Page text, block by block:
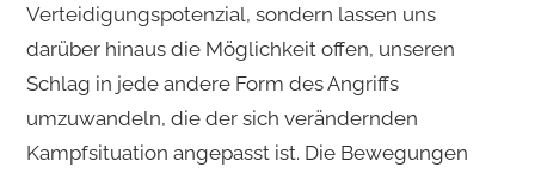
Verteidigungspotenzial, sondern lassen uns
darüber hinaus die Möglichkeit offen, unseren
Schlag in jede andere Form des Angriffs
umzuwandeln, die der sich verändernden
Kampfsituation angepasst ist. Die Bewegungen